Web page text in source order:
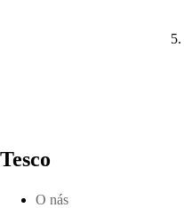
Tesco
O nás